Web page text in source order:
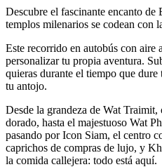
Descubre el fascinante encanto
templos milenarios se codean con
Este recorrido en autobús con aire
personalizar tu propia aventura.
quieras durante el tiempo que
tu antojo.
Desde la grandeza de Wat
dorado, hasta el majestuoso Wat
pasando por Icon Siam, el centro
caprichos de compras de lujo, y
la comida callejera: todo está aquí.